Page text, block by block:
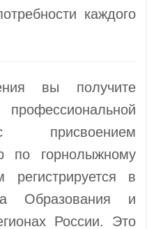
каждого
вы получите
присвоением
по горнолыжному
в
Образования и
России. Это